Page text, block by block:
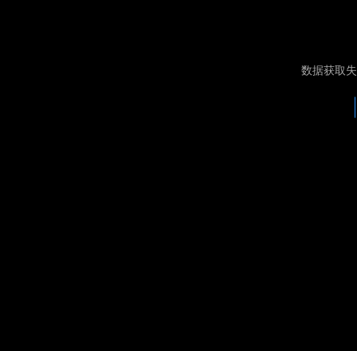
数据获取